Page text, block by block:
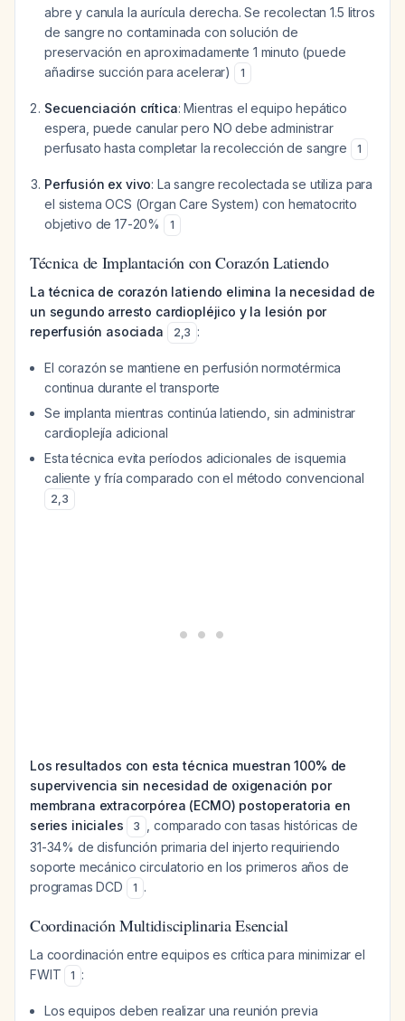
abre y canula la aurícula derecha. Se recolectan 1.5 litros
de sangre no contaminada con solución de
preservación en aproximadamente 1 minuto (puede
añadirse succión para acelerar)
1
Secuenciación crítica: Mientras el equipo hepático
espera, puede canular pero NO debe administrar
perfusato hasta completar la recolección de sangre
1
Perfusión ex vivo: La sangre recolectada se utiliza para
el sistema OCS (Organ Care System) con hematocrito
objetivo de 17-20%
1
Técnica de Implantación con Corazón Latiendo
La técnica de corazón latiendo elimina la necesidad de
un segundo arresto cardiopléjico y la lesión por
reperfusión asociada
2,3 :
El corazón se mantiene en perfusión normotérmica
continua durante el transporte
Se implanta mientras continúa latiendo, sin administrar
cardioplejía adicional
Esta técnica evita períodos adicionales de isquemia
caliente y fría comparado con el método convencional
2,3
Los resultados con esta técnica muestran 100% de
supervivencia sin necesidad de oxigenación por
membrana extracorpórea (ECMO) postoperatoria en
series iniciales
3
, comparado con tasas históricas de
31-34% de disfunción primaria del injerto requiriendo
soporte mecánico circulatorio en los primeros años de
programas DCD
1 .
Coordinación Multidisciplinaria Esencial
La coordinación entre equipos es crítica para minimizar el
FWIT
1 :
Los equipos deben realizar una reunión previa